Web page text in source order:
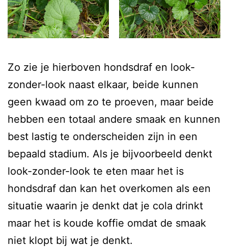
Zo zie je hierboven hondsdraf en look-
zonder-look naast elkaar, beide kunnen
geen kwaad om zo te proeven, maar beide
hebben een totaal andere smaak en kunnen
best lastig te onderscheiden zijn in een
bepaald stadium. Als je bijvoorbeeld denkt
look-zonder-look te eten maar het is
hondsdraf dan kan het overkomen als een
situatie waarin je denkt dat je cola drinkt
maar het is koude koffie omdat de smaak
niet klopt bij wat je denkt.